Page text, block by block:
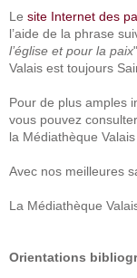
Le site Internet des
l’aide de la phrase
l’église et pour la paix
Valais est toujours
Pour de plus amples
vous pouvez
la Médiathèque Valais
Avec nos meilleures
La Médiathèque
Orientations